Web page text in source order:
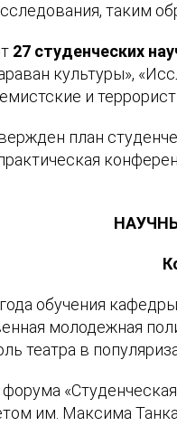
таким
27 студенческих
культуры»,
и
план
обучения
молодежная
театра в
им. Максима